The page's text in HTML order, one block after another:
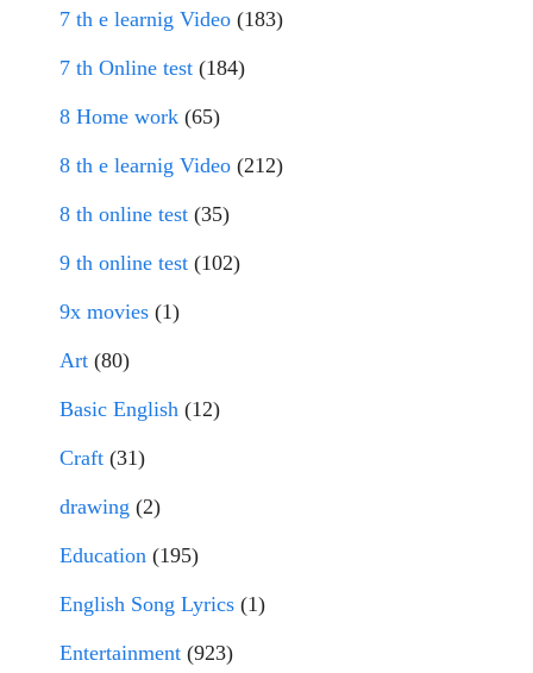
7 th e learnig Video (183)
7 th Online test (184)
8 Home work (65)
8 th e learnig Video (212)
8 th online test (35)
9 th online test (102)
9x movies (1)
Art (80)
Basic English (12)
Craft (31)
drawing (2)
Education (195)
English Song Lyrics (1)
Entertainment (923)